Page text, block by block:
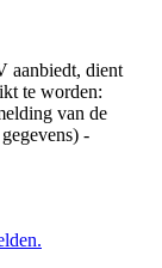
aanbiedt, dient
te worden:
van de
-